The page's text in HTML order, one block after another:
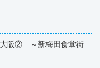
大阪② ～新梅田食堂街